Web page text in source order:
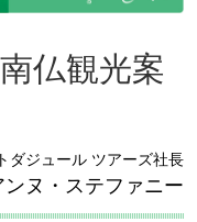
仏観光案
ダジュール ツアーズ社長
ンヌ・ステファニー